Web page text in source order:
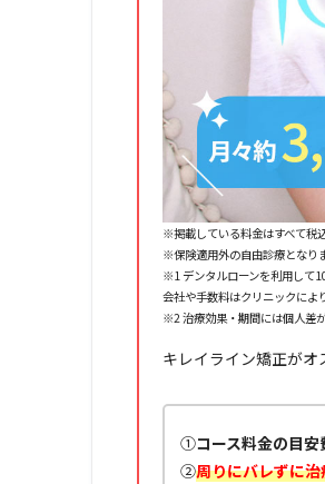
※掲載している料金はすべて税
※保険適用外の自由診療となりま
※1 デンタルローンを利用して
会社や手数料はクリニックによ
※2 治療効果・期間には個人差
キレイライン矯正がオ
①コース料金の目安
②周りにバレずに